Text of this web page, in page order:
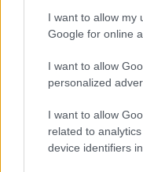
I want to allow my
Google for online
I want to allow
personalized
I want to allow
related to
device identifiers